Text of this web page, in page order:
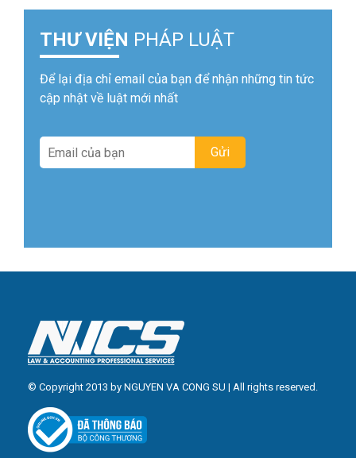
THƯ VIỆN PHÁP LUẬT
Để lại địa chỉ email của bạn để nhận những tin tức
cập nhật về luật mới nhất
© Copyright 2013 by NGUYEN VA CONG SU | All rights reserved.